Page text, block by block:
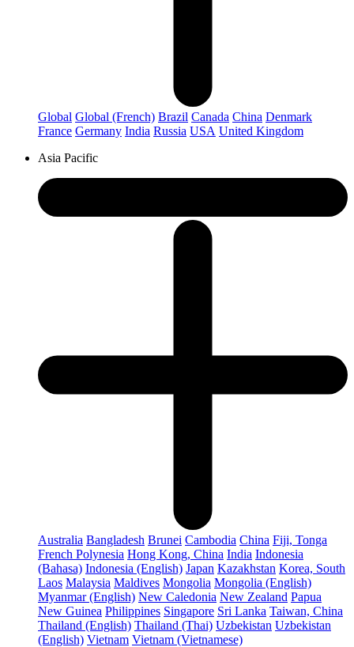
Global Global (French) Brazil Canada China Denmark
France Germany India Russia USA United Kingdom
Asia Pacific
Australia Bangladesh Brunei Cambodia China Fiji, Tonga
French Polynesia Hong Kong, China India Indonesia
(Bahasa) Indonesia (English) Japan Kazakhstan Korea, South
Laos Malaysia Maldives Mongolia Mongolia (English)
Myanmar (English) New Caledonia New Zealand Papua
New Guinea Philippines Singapore Sri Lanka Taiwan, China
Thailand (English) Thailand (Thai) Uzbekistan Uzbekistan
(English) Vietnam Vietnam (Vietnamese)